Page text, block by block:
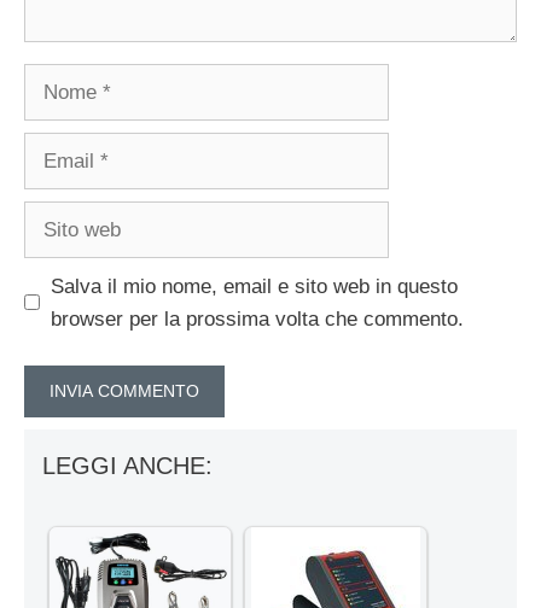
Salva il mio nome, email e sito web in questo
browser per la prossima volta che commento.
LEGGI ANCHE: